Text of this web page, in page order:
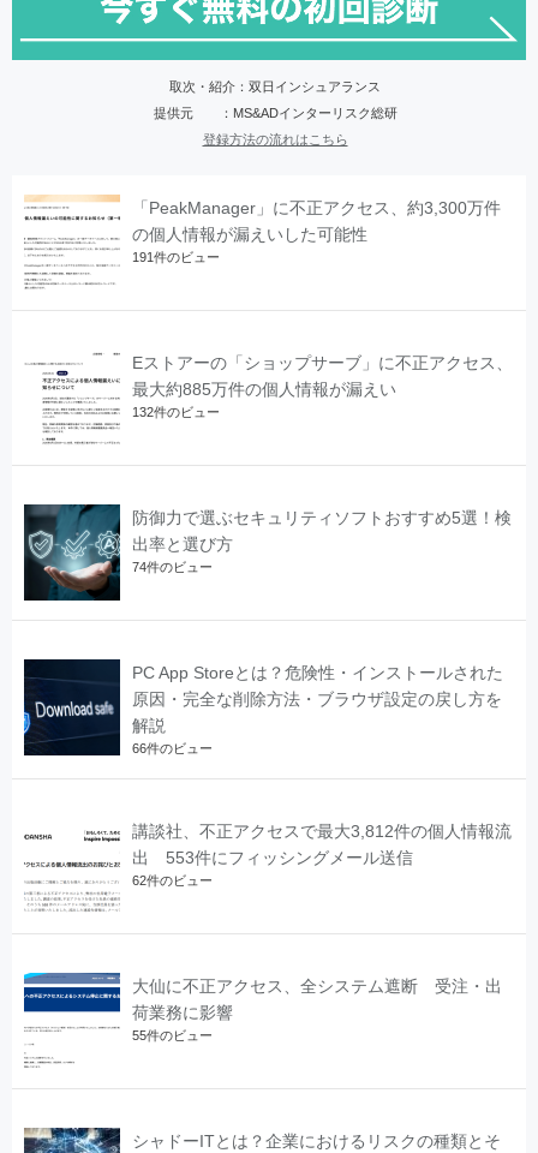
取次・紹介：双日インシュアランス
提供元 ：MS&ADインターリスク総研
登録方法の流れはこちら
「PeakManager」に不正アクセス、約3,300万件
の個人情報が漏えいした可能性
191件のビュー
Eストアーの「ショップサーブ」に不正アクセス、
最大約885万件の個人情報が漏えい
132件のビュー
防御力で選ぶセキュリティソフトおすすめ5選！検
出率と選び方
74件のビュー
PC App Storeとは？危険性・インストールされた
原因・完全な削除方法・ブラウザ設定の戻し方を
解説
66件のビュー
講談社、不正アクセスで最大3,812件の個人情報流
出 553件にフィッシングメール送信
62件のビュー
大仙に不正アクセス、全システム遮断 受注・出
荷業務に影響
55件のビュー
シャドーITとは？企業におけるリスクの種類とそ